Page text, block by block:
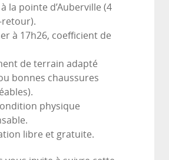
la pointe d’Auberville (4
retour).
à 17h26, coefficient de
de terrain adapté
bonnes chaussures
physique
libre et gratuite.